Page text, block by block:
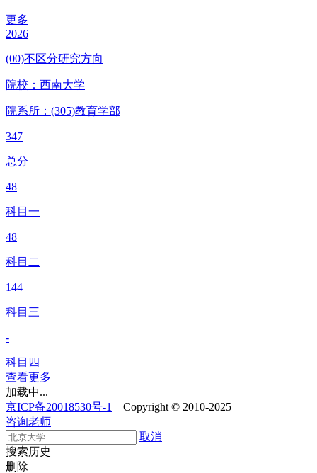
更多
2026
(00)不区分研究方向
院校： 西南大学
院系所：(305)教育学部
347
总分
48
科目一
48
科目二
144
科目三
-
科目四
查看更多
加载中...
京ICP备20018530号-1
Copyright © 2010-2025
咨询老师
取消
搜索历史
删除